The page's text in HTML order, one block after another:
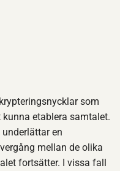
som
etablera samtalet.
en
mellan de olika
fortsätter. I vissa fall